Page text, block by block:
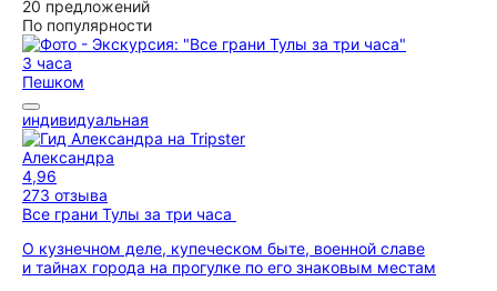
20 предложений
По популярности
3 часа
Пешком
индивидуальная
Александра
4,96
273 отзыва
Все грани Тулы за три часа
О кузнечном деле, купеческом быте, военной славе
и тайнах города на прогулке по его знаковым местам